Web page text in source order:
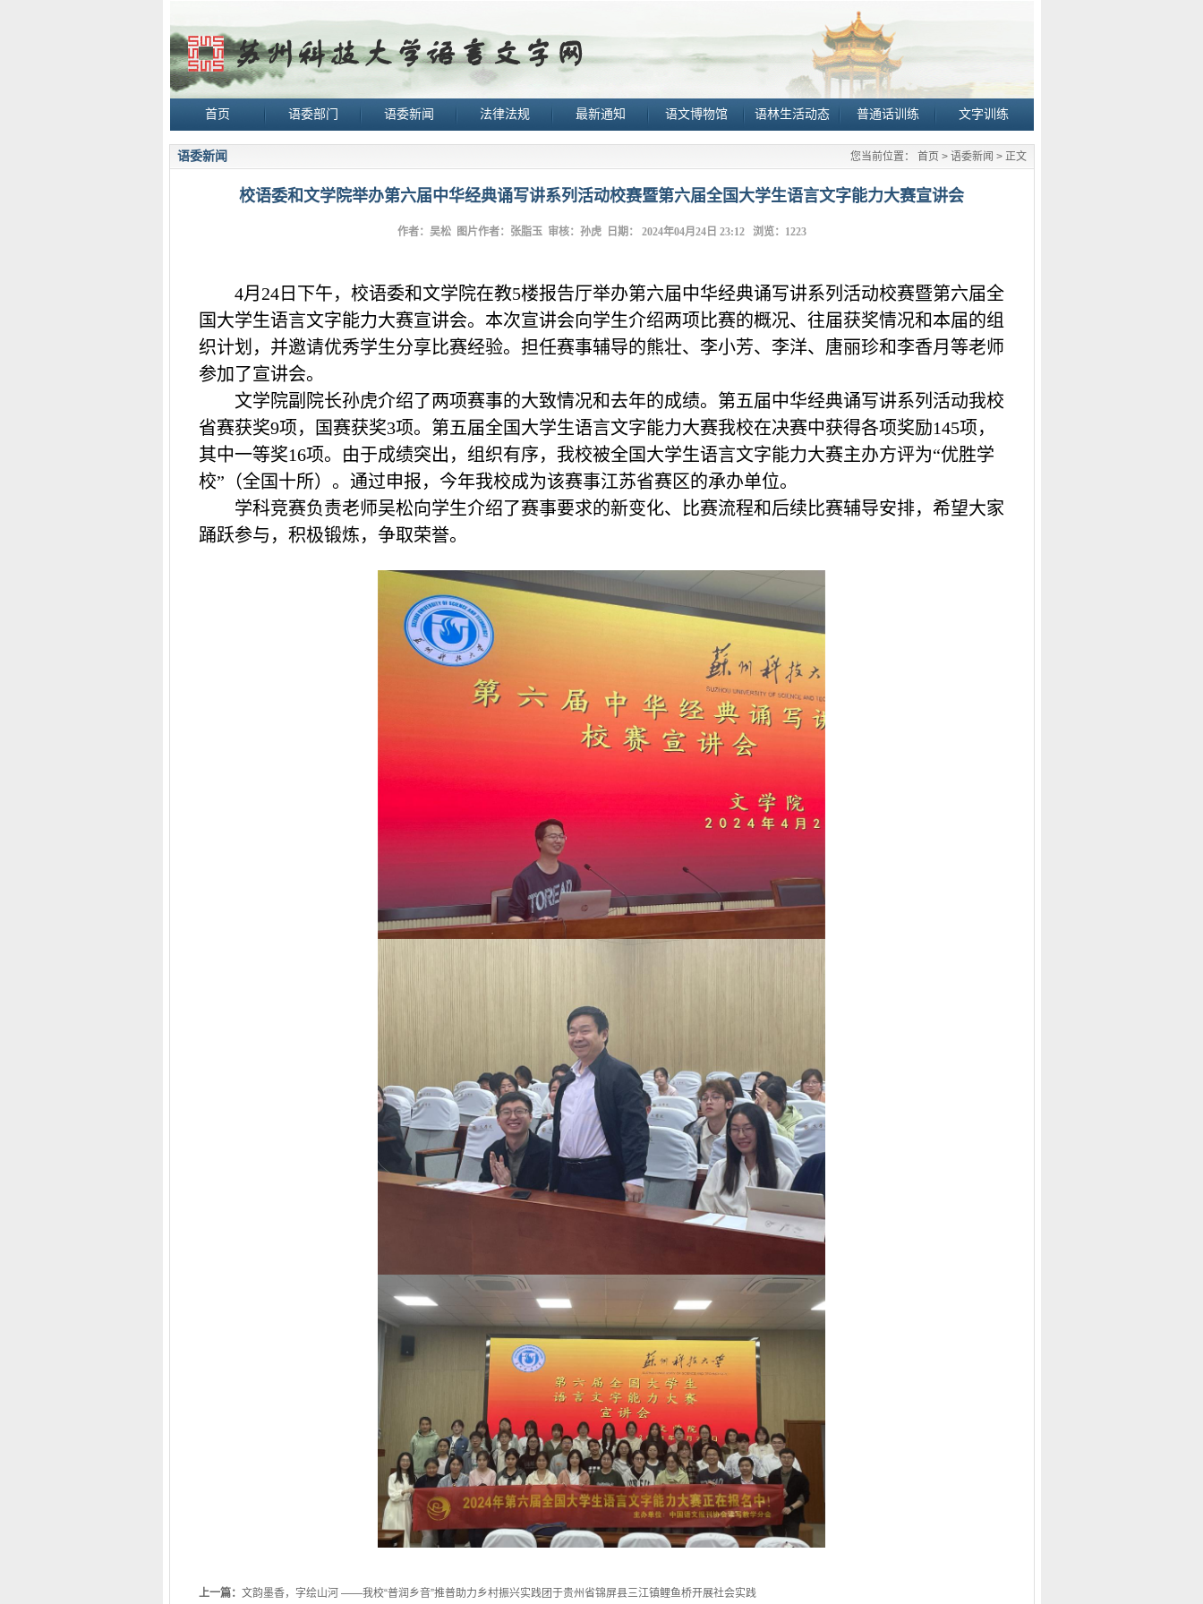
首页 语委部门 语委新闻 法律法规 最新通知 语文博物馆 语林生活动态 普通话训练 文字训练
语委新闻 您当前位置： 首页 > 语委新闻 > 正文
校语委和文学院举办第六届中华经典诵写讲系列活动校赛暨第六届全国大学生语言文字能力大赛宣讲会
作者：吴松 图片作者：张脂玉 审核：孙虎 日期： 2024年04月24日 23:12 浏览： 1223
4月 24 日下午，校语委和文学院在教5楼报告厅举办第六届中华经典诵写讲系列活动校赛暨第六届全
国大学生语言文字能力大赛宣讲会。本次宣讲会向学生介绍两项比赛的概况、往届获奖情况和本届的组
织计划，并邀请优秀学生分享比赛经验。担任赛事辅导的熊壮、李小芳、李洋、唐丽珍和李香月等老师
参加了宣讲会。
文学院副院长孙虎介绍了两项赛事的大致情况和去年的成绩。第五届中华经典诵写讲系列活动我校
省赛获奖9项，国赛获奖3项。第五届全国大学生语言文字能力大赛我校在决赛中获得各项奖励145项，
其中一等奖16项。由于成绩突出，组织有序，我校被全国大学生语言文字能力大赛主办方评为“优胜学
校”（全国十所）。通过申报，今年我校成为该赛事江苏省赛区的承办单位。
学科竞赛负责老师吴松向学生介绍了赛事要求的新变化、比赛流程和后续比赛辅导安排，希望大家
踊跃参与，积极锻炼，争取荣誉。
上一篇： 文韵墨香，字绘山河 ——我校“普润乡音”推普助力乡村振兴实践团于贵州省锦屏县三江镇鲤鱼桥开展社会实践